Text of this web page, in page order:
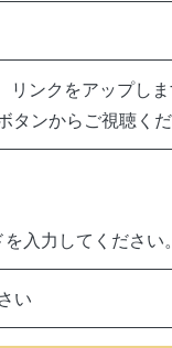
リンクをアップし
タンからご視聴く
入力してください
い